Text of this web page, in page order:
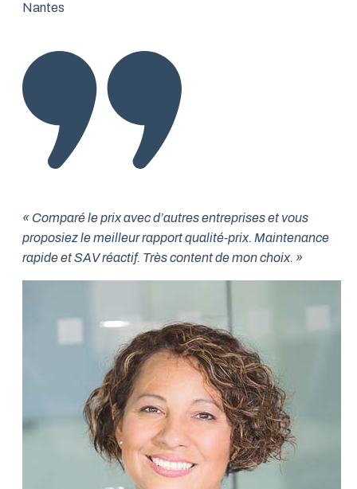
Nantes
« Comparé le prix avec d’autres entreprises et vous
proposiez le meilleur rapport qualité-prix. Maintenance
rapide et SAV réactif. Très content de mon choix. »